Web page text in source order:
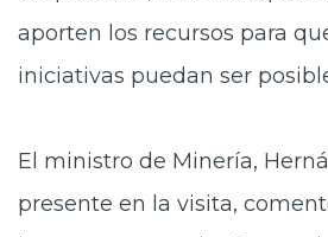
aporten los recursos para
iniciativas puedan ser
El ministro de Minería,
presente en la visita,